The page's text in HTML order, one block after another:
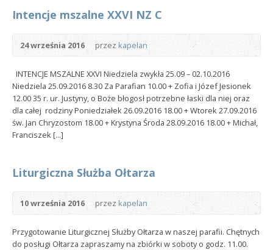
Intencje mszalne XXVI NZ C
24 września 2016 przez kapelan
INTENCJE MSZALNE XXVI Niedziela zwykła 25.09 – 02.10.2016
Niedziela 25.09.2016 8.30 Za Parafian 10.00 + Zofia i Józef Jesionek
12.00 35 r. ur. Justyny, o Boże błogosł potrzebne łaski dla niej oraz
dla całej rodziny Poniedziałek 26.09.2016 18.00 + Wtorek 27.09.2016
św. Jan Chryzostom 18.00 + Krystyna Środa 28.09.2016 18.00 + Michał,
Franciszek [...]
Liturgiczna Służba Ołtarza
10 września 2016 przez kapelan
Przygotowanie Liturgicznej Służby Ołtarza w naszej parafii. Chętnych
do posługi Ołtarza zapraszamy na zbiórki w soboty o godz. 11.00.